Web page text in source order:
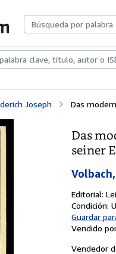
Libros antiguosArte y
Joseph Das
Das
seiner
Editorial:
Condición:
Guardar
Vendido
Vendedor